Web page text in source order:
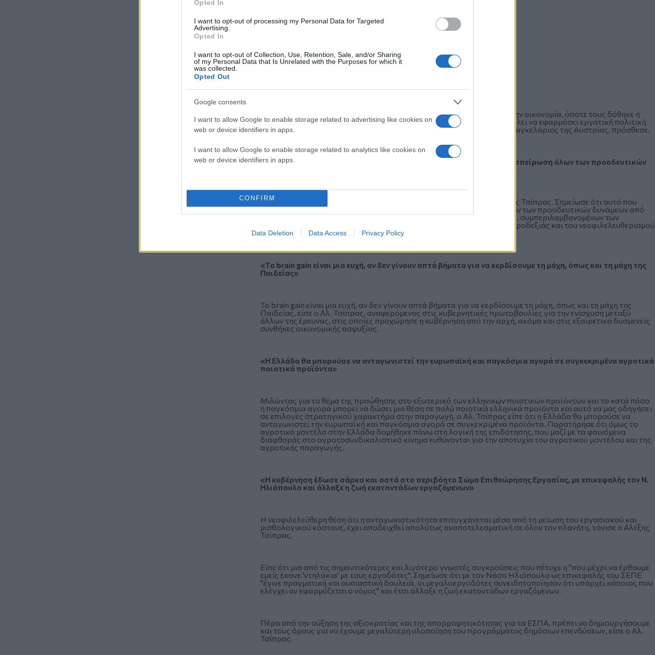
Opted In
I want to opt-out of processing my Personal Data for Targeted
Advertising.
Opted In
I want to opt-out of Collection, Use, Retention, Sale, and/or Sharing
of my Personal Data that Is Unrelated with the Purposes for which it
was collected.
Opted Out
Google consents
I want to allow Google to enable storage related to advertising like cookies on
web or device identifiers in apps.
I want to allow Google to enable storage related to analytics like cookies on
web or device identifiers in apps.
CONFIRM
Data Deletion Data Access Privacy Policy
Σχολίασε ότι υλοποιούν τις πιο ακραίες νεοφιλελεύθερες πολιτικές στην οικονομία, όποτε τους δόθηκε η
ευκαιρία, φέρνοντας ως παράδειγμα τον Β. Όρμπαν στην Ουγγαρία. Θέλει να εφαρμόσει εργατική πολιτική
που μας γυρίζει στον Μεσαίωνα, είπε. Το ίδιο και ο ομοϊδεάτης του, ο Καγκελάριος της Αυστρίας, πρόσθεσε.
«Αυτό που χρειάζεται σήμερα στην Ευρώπη είναι μια "πλατύτατη συσπείρωση όλων των προοδευτικών
Οι άνθρωποι κινητοποιούνται από ανάγκη και από όραμα, είπε ο Αλέξης Τσίπρας. Σημείωσε ότι αυτό που
χρειάζεται σήμερα στην Ευρώπη είναι μια "πλατύτατη συσπείρωση όλων των προοδευτικών δυνάμεων από
την αριστερά της Αριστεράς έως την αριστερά της Σοσιαλδημοκρατίας, συμπεριλαμβανομένων των
Πρασίνων", που αντιλαμβάνονται τον κοινό στόχο, τη μάχη κατά της ακροδεξιάς και του νεοφιλελευθερισμού
που τρέφει τον φασισμό.
«Το brain gain είναι μια ευχή, αν δεν γίνουν απτά βήματα για να κερδίσουμε τη μάχη, όπως και τη μάχη της
Παιδείας»
Το brain gain είναι μια ευχή, αν δεν γίνουν απτά βήματα για να κερδίσουμε τη μάχη, όπως και τη μάχη της
Παιδείας, είπε ο Αλ. Τσίπρας, αναφερόμενος στις κυβερνητικές πρωτοβουλίες για την ενίσχυση μεταξύ
άλλων της έρευνας, στις οποίες προχώρησε η κυβέρνηση από την αρχή, ακόμα και στις εξαιρετικά δυσμενείς
συνθήκες οικονομικής ασφυξίας.
«Η Ελλάδα θα μπορούσε να ανταγωνιστεί την ευρωπαϊκή και παγκόσμια αγορά σε συγκεκριμένα αγροτικά
ποιοτικά προϊόντα»
Μιλώντας για το θέμα της προώθησης στο εξωτερικό των ελληνικών ποιοτικών προϊόντων και το κατά πόσο
η παγκόσμια αγορά μπορεί να δώσει μια θέση σε πολύ ποιοτικά ελληνικά προϊόντα και αυτό να μας οδηγήσει
σε επιλογές στρατηγικού χαρακτήρα στην παραγωγή, ο Αλ. Τσίπρας είπε ότι η Ελλάδα θα μπορούσε να
ανταγωνιστεί την ευρωπαϊκή και παγκόσμια αγορά σε συγκεκριμένα προϊόντα. Παρατήρησε ότι όμως το
αγροτικό μοντέλο στην Ελλάδα δομήθηκε πάνω στη λογική της επιδότησης, που μαζί με τα φαινόμενα
διαφθοράς στο αγροτοσυνδικαλιστικό κίνημα ευθύνονται για την αποτυχία του αγροτικού μοντέλου και της
αγροτικής παραγωγής.
«Η κυβέρνηση έδωσε σάρκα και οστά στο περιβόητο Σώμα Επιθεώρησης Εργασίας, με επικεφαλής τον Ν.
Ηλιόπουλο και άλλαξε η ζωή εκατοντάδων εργαζόμενων»
Η νεοφιλελεύθερη θέση ότι η ανταγωνιστικότητα επιτυγχάνεται μέσα από τη μείωση του εργασιακού και
μισθολογικού κόστους, έχει αποδειχθεί απολύτως αναποτελεσματική σε όλον τον πλανήτη, τόνισε ο Αλέξης
Τσίπρας.
Είπε ότι μια από τις σημαντικότερες και λιγότερο γνωστές συγκρούσεις που πέτυχε η "που μέχρι να έρθουμε
εμείς έκανε 'ντηλάκια' με τους εργοδότες". Σημείωσε ότι με τον Νάσο Ηλιόπουλο ως επικεφαλής του ΣΕΠΕ
"έγινε πραγματική και ουσιαστική δουλειά, οι μεγαλοεργοδότες συνειδητοποίησαν ότι υπάρχει κάποιος που
ελέγχει αν εφαρμόζεται ο νόμος" και έτσι άλλαξε η ζωή εκατοντάδων εργαζόμενων.
Πέρα από την αύξηση της αξιοκρατίας και της απορροφητικότητας για τα ΕΣΠΑ, πρέπει να δημιουργήσουμε
και τους όρους για να έχουμε μεγαλύτερη υλοποίηση του προγράμματος δημόσιων επενδύσεων, είπε ο Αλ.
Τσίπρας.